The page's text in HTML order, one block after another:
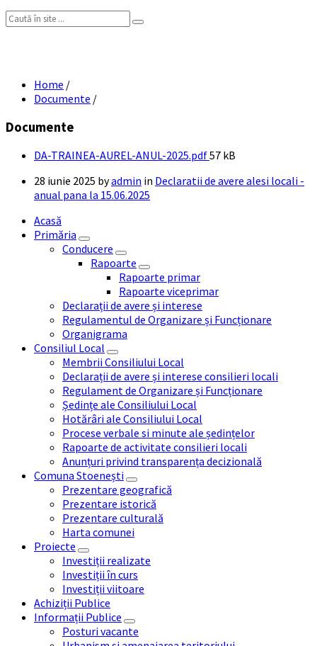
Search:
Home /
Documente /
Documente
DA-TRAINEA-AUREL-ANUL-2025.pdfFile
57 kB
28 iunie 2025 byadmin in Declaratii de avere alesi locali -
anual pana la 15.06.2025
Acasă
Primăria
Conducere
Rapoarte
Rapoarte primar
Rapoarte viceprimar
Declarații de avere și interese
Regulamentul de Organizare și Funcționare
Organigrama
Consiliul Local
Membrii Consiliului Local
Declarații de avere și interese consilieri locali
Regulament de Organizare și Funcționare
Ședințe ale Consiliului Local
Hotărâri ale Consiliului Local
Procese verbale si minute ale ședințelor
Rapoarte de activitate consilieri locali
Anunțuri privind transparența decizională
Comuna Stoenești
Prezentare geografică
Prezentare istorică
Prezentare culturală
Harta comunei
Proiecte
Investiții realizate
Investiții în curs
Investiții viitoare
Achiziții Publice
Informații Publice
Posturi vacante